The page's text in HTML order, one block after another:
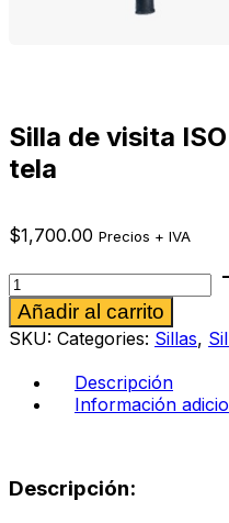
Silla de visita
tela
$1,700.00 Precios + IVA
Silla
de
visita
ISO
pro
Añadir al carrito
SKU: Categories: Sillas,
Descripción
Información
Descripción: